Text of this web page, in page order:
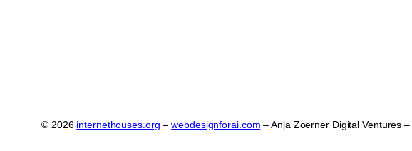
© 2026 internethouses.org –webdesignforai.com – Anja Zoerner Digital Ventures –